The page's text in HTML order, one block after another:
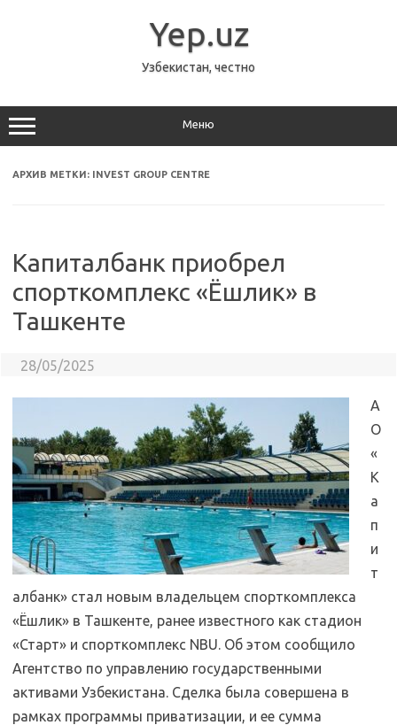
Yep.uz
Узбекистан, честно
Меню
АРХИВ МЕТКИ: INVEST GROUP CENTRE
Капиталбанк приобрел
спорткомплекс «Ёшлик» в
Ташкенте
28/05/2025
А
О
«
К
а
п
и
т
албанк» стал новым владельцем спорткомплекса
«Ёшлик» в Ташкенте, ранее известного как стадион
«Старт» и спорткомплекс NBU. Об этом сообщило
Агентство по управлению государственными
активами Узбекистана. Сделка была совершена в
рамках программы приватизации, и ее сумма